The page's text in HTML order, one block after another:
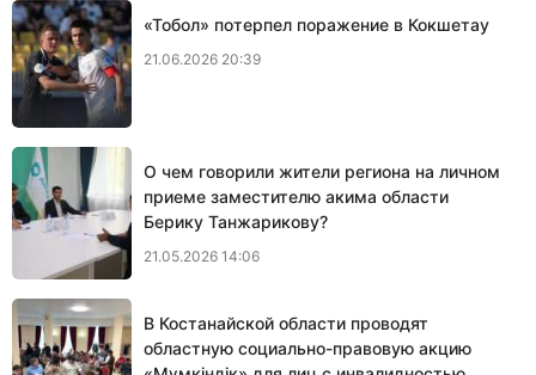
«Тобол» потерпел поражение в Кокшетау
21.06.2026 20:39
О чем говорили жители региона на личном
приеме заместителю акима области
Берику Танжарикову?
21.05.2026 14:06
В Костанайской области проводят
областную социально-правовую акцию